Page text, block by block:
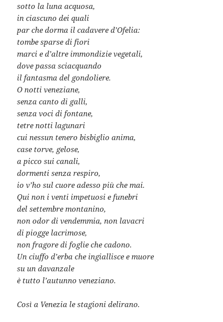
sotto la luna acquosa,
in ciascuno dei quali
par che dorma il cadavere d’Ofelia:
tombe sparse di fiori
marci e d’altre immondizie vegetali,
dove passa sciacquando
il fantasma del gondoliere.
O notti veneziane,
senza canto di galli,
senza voci di fontane,
tetre notti lagunari
cui nessun tenero bisbiglio anima,
case torve, gelose,
a picco sui canali,
dormenti senza respiro,
io v’ho sul cuore adesso più che mai.
Qui non i venti impetuosi e funebri
del settembre montanino,
non odor di vendemmia, non lavacri
di piogge lacrimose,
non fragore di foglie che cadono.
Un ciuffo d’erba che ingiallisce e muore
su un davanzale
è tutto l’autunno veneziano.
Così a Venezia le stagioni delirano.